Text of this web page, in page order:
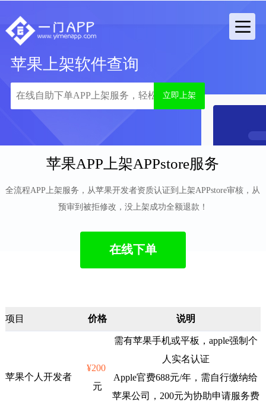
苹果上架软件查询
立即上架
苹果APP上架APPstore服务
全流程APP上架服务，从苹果开发者资质认证到上架APPstore审核，从
预审到被拒修改，没上架成功全额退款！
在线下单
项目 价格 说明
苹果个人开发者
¥200
元
需有苹果手机或平板，apple强制个
人实名认证
Apple官费688元/年，需自行缴纳给
苹果公司，200元为协助申请服务费